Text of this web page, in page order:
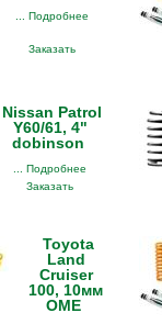
... Подробнее
Заказать
Nissan Patrol
Y60/61, 4"
dobinson
... Подробнее
Заказать
Toyota
Land
Cruiser
100, 10мм
OME